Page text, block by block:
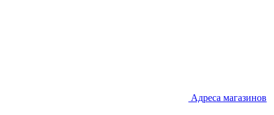
Адреса магазинов